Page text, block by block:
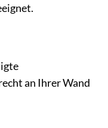
an Ihrer Wand